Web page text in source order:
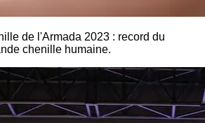
de l'Armada 2023 : record du
chenille humaine.